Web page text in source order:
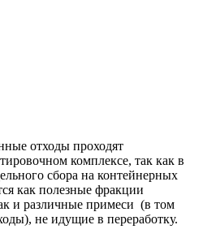
отходы проходят
комплексе, так как в
сбора на контейнерных
как полезные фракции
и различные примеси (в том
не идущие в переработку.